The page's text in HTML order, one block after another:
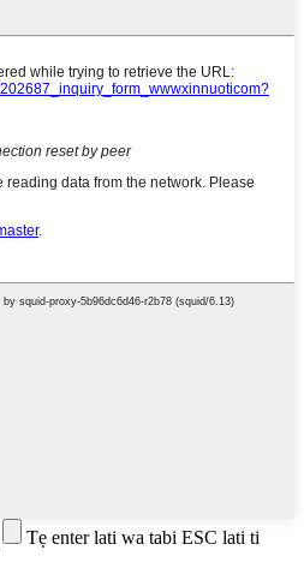
Tẹ enter lati wa tabi ESC lati ti